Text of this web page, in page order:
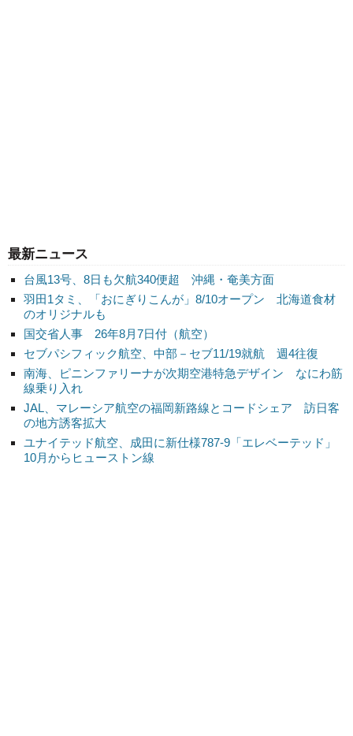
最新ニュース
台風13号、8日も欠航340便超 沖縄・奄美方面
羽田1タミ、「おにぎりこんが」8/10オープン 北海道食材
のオリジナルも
国交省人事 26年8月7日付（航空）
セブパシフィック航空、中部－セブ11/19就航 週4往復
南海、ピニンファリーナが次期空港特急デザイン なにわ筋
線乗り入れ
JAL、マレーシア航空の福岡新路線とコードシェア 訪日客
の地方誘客拡大
ユナイテッド航空、成田に新仕様787-9「エレベーテッド」
10月からヒューストン線